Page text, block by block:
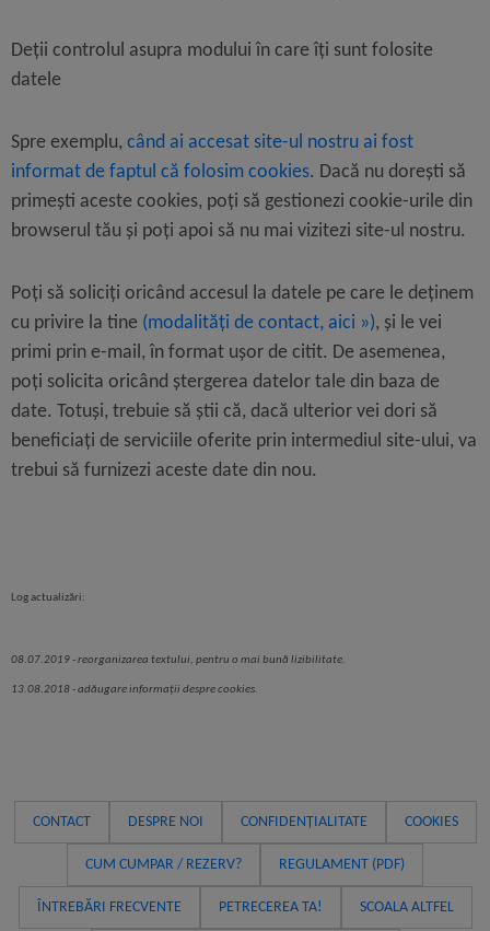
Deții controlul asupra modului în care îți sunt folosite
datele
Spre exemplu, când ai accesat site-ul nostru ai fost
informat de faptul că folosim cookies. Dacă nu dorești să
primești aceste cookies, poți să gestionezi cookie-urile din
browserul tău și poți apoi să nu mai vizitezi site-ul nostru.
Poți să soliciți oricând accesul la datele pe care le deținem
cu privire la tine (modalități de contact, aici »), și le vei
primi prin e-mail, în format ușor de citit. De asemenea,
poți solicita oricând ștergerea datelor tale din baza de
date. Totuși, trebuie să știi că, dacă ulterior vei dori să
beneficiați de serviciile oferite prin intermediul site-ului, va
trebui să furnizezi aceste date din nou.
Log actualizări:
08.07.2019- reorganizarea textului, pentru o mai bună lizibilitate.
13.08.2018 - adăugare informații despre cookies.
CONTACT DESPRE NOI CONFIDENȚIALITATE COOKIES
CUM CUMPAR / REZERV? REGULAMENT (PDF)
ÎNTREBĂRI FRECVENTE PETRECEREA TA! SCOALA ALTFEL